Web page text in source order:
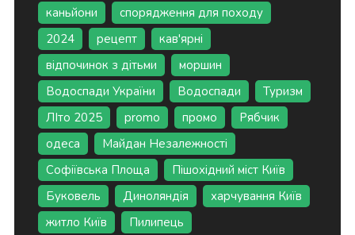
каньйони
спорядження для походу
2024
рецепт
кав'ярні
відпочинок з дітьми
моршин
Водоспади України
Водоспади
Туризм
ЛІто 2025
promo промо
Рябчик
одеса
Майдан Незалежності
Софіївська Площа
Пішохідний міст Київ
Буковель
Диноляндія
харчування Київ
житло Київ
Пилипець